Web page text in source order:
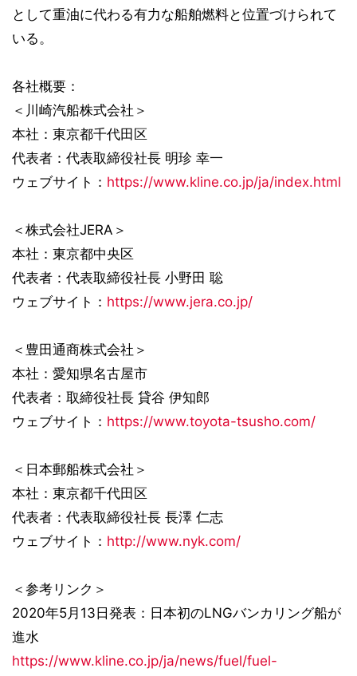
として重油に代わる有力な船舶燃料と位置づけられて
いる。
各社概要：
＜川崎汽船株式会社＞
本社：東京都千代田区
代表者：代表取締役社長 明珍 幸一
ウェブサイト： https://www.kline.co.jp/ja/index.html
＜株式会社JERA＞
本社：東京都中央区
代表者：代表取締役社長 小野田 聡
ウェブサイト： https://www.jera.co.jp/
＜豊田通商株式会社＞
本社：愛知県名古屋市
代表者：取締役社長 貸谷 伊知郎
ウェブサイト： https://www.toyota-tsusho.com/
＜日本郵船株式会社＞
本社：東京都千代田区
代表者：代表取締役社長 長澤 仁志
ウェブサイト： http://www.nyk.com/
＜参考リンク＞
2020年5月13日発表：日本初のLNGバンカリング船が
進水
https://www.kline.co.jp/ja/news/fuel/fuel-